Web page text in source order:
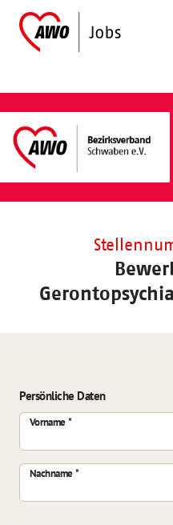
Persönliche Daten
Vorname
Nachname